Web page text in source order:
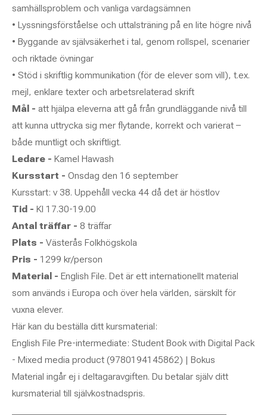
samhällsproblem och vanliga vardagsämnen
• Lyssningsförståelse och uttalsträning på en lite högre nivå
• Byggande av självsäkerhet i tal, genom rollspel, scenarier
och riktade övningar
• Stöd i skriftlig kommunikation (för de elever som vill), t.ex.
mejl, enklare texter och arbetsrelaterad skrift
Mål - att hjälpa eleverna att gå från grundläggande nivå till
att kunna uttrycka sig mer flytande, korrekt och varierat –
både muntligt och skriftligt.
Ledare - Kamel Hawash
Kursstart - Onsdag den 16 september
Kursstart: v 38. Uppehåll vecka 44 då det är höstlov
Tid - Kl 17.30-19.00
Antal träffar - 8 träffar
Plats - Västerås Folkhögskola
Pris - 1299 kr/person
Material - English File. Det är ett internationellt material
som används i Europa och över hela världen, särskilt för
vuxna elever.
Här kan du beställa ditt kursmaterial:
English File Pre-intermediate: Student Book with Digital Pack
- Mixed media product (9780194145862) | Bokus
Material ingår ej i deltagaravgiften. Du betalar själv ditt
kursmaterial till självkostnadspris.